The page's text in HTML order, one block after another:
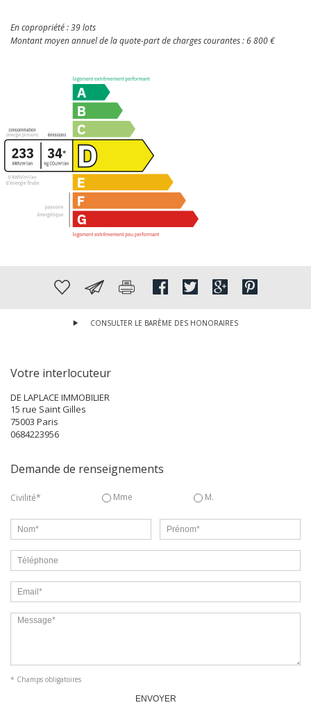
En copropriété : 39 lots
Montant moyen annuel de la quote-part de charges courantes : 6 800 €
CONSULTER LE BARÈME DES HONORAIRES
Votre interlocuteur
DE LAPLACE IMMOBILIER
15 rue Saint Gilles
75003 Paris
0684223956
Demande de renseignements
Civilité* Mme M.
* Champs obligatoires